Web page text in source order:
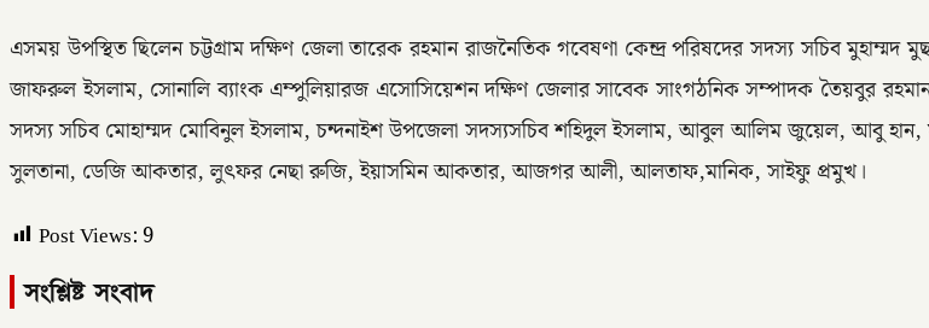
এসময় উপস্থিত ছিলেন চট্টগ্রাম দক্ষিণ জেলা তারেক রহমান রাজনৈতিক গবেষণা কেন্দ্র পরিষদের সদস্য সচিব
জাফরুল ইসলাম, সোনালি ব্যাংক এম্পুলিয়ারজ এসোসিয়েশন দক্ষিণ জেলার সাবেক সাংগঠনিক সম্পাদক তৈয়বুর
সদস্য সচিব মোহাম্মদ মোবিনুল ইসলাম, চন্দনাইশ উপজেলা সদস্যসচিব শহিদুল ইসলাম, আবুল আলিম জুয়েল, আবু
সুলতানা, ডেজি আকতার, লুৎফর নেছা রুজি, ইয়াসমিন আকতার, আজগর আলী, আলতাফ,মানিক, সাইফু প্রমুখ।
Post Views:9
সংশ্লিষ্ট সংবাদ